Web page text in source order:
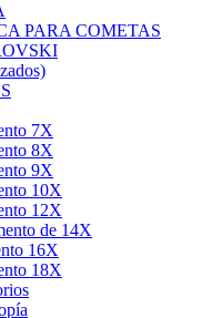
PARA COMETAS
7X
8X
9X
10X
12X
de 14X
16X
18X